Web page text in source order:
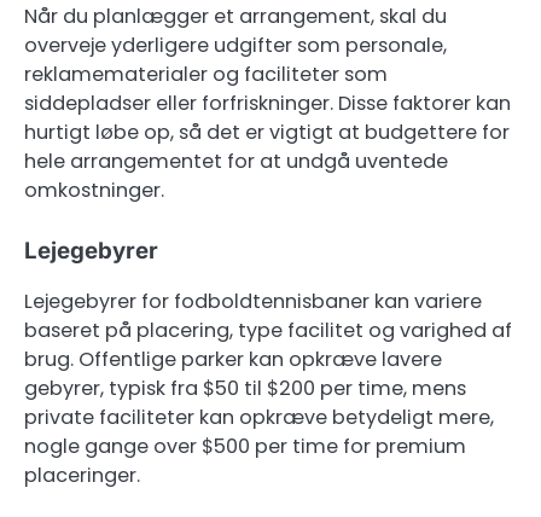
Når du planlægger et arrangement, skal du
overveje yderligere udgifter som personale,
reklamematerialer og faciliteter som
siddepladser eller forfriskninger. Disse faktorer kan
hurtigt løbe op, så det er vigtigt at budgettere for
hele arrangementet for at undgå uventede
omkostninger.
Lejegebyrer
Lejegebyrer for fodboldtennisbaner kan variere
baseret på placering, type facilitet og varighed af
brug. Offentlige parker kan opkræve lavere
gebyrer, typisk fra $50 til $200 per time, mens
private faciliteter kan opkræve betydeligt mere,
nogle gange over $500 per time for premium
placeringer.